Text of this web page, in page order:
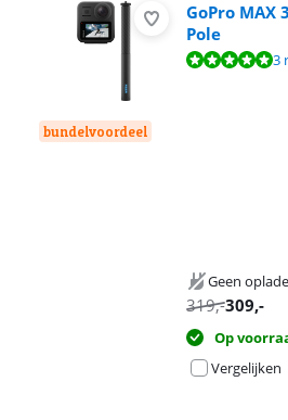
bundelvoordeel
GoPro MAX
Pole
Beoordeling is 9,6 van de 10, gebaseerd 3
Geen
319,-309,-
Op
Vergelijken